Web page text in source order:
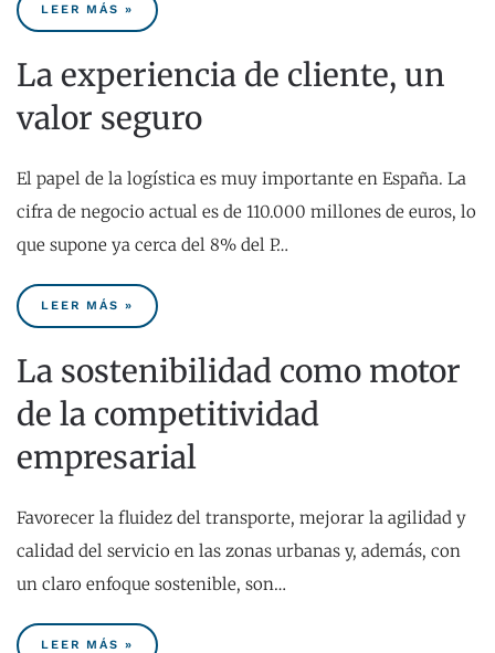
LEER MÁS »
La experiencia de cliente, un
valor seguro
El papel de la logística es muy importante en España. La
cifra de negocio actual es de 110.000 millones de euros, lo
que supone ya cerca del 8% del P…
LEER MÁS »
La sostenibilidad como motor
de la competitividad
empresarial
Favorecer la fluidez del transporte, mejorar la agilidad y
calidad del servicio en las zonas urbanas y, además, con
un claro enfoque sostenible, son…
LEER MÁS »